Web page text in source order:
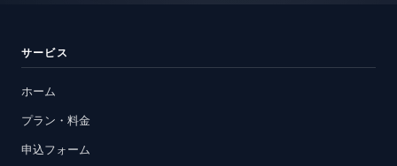
サービス
ホーム
プラン・料金
申込フォーム